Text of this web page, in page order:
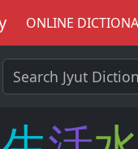
ONLINE